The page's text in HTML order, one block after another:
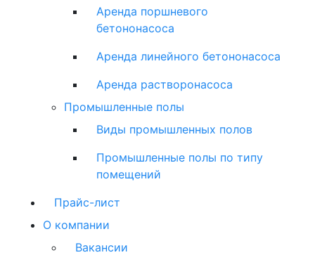
Аренда поршневого
бетононасоса
Аренда линейного бетононасоса
Аренда растворонасоса
Промышленные полы
Виды промышленных полов
Промышленные полы по типу
помещений
Прайс-лист
О компании
Вакансии